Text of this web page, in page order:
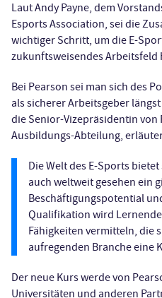
Laut Andy Payne, dem
Esports Association, sei die
wichtiger Schritt, um die E-
zukunftsweisendes Arbeitsfeld
Bei Pearson sei man sich des
als sicherer Arbeitsgeber
die Senior-Vizepräsidentin von
Ausbildungs-Abteilung,
Die Welt des E-Sports
auch weltweit gesehen ein
Beschäftigungspotential
Qualifikation wird
Fähigkeiten vermitteln, die
aufregenden Branche eine
Der neue Kurs werde von
Universitäten und anderen